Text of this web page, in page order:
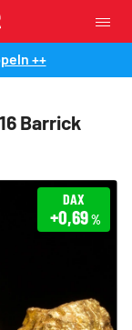
++
Barrick
DAX
+0,69%